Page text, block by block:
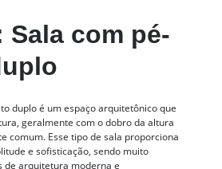
Sala com pé-
duplo é um espaço arquitetônico que
geralmente com o dobro da altura
comum. Esse tipo de sala proporciona
e sofisticação, sendo muito
de arquitetura moderna e